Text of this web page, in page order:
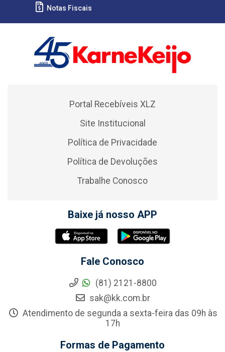
Notas Fiscais
Portal Recebíveis XLZ
Site Institucional
Política de Privacidade
Política de Devoluções
Trabalhe Conosco
Baixe já nosso APP
Fale Conosco
(81) 2121-8800
sak@kk.com.br
Atendimento de segunda a sexta-feira das 09h às
17h
Formas de Pagamento